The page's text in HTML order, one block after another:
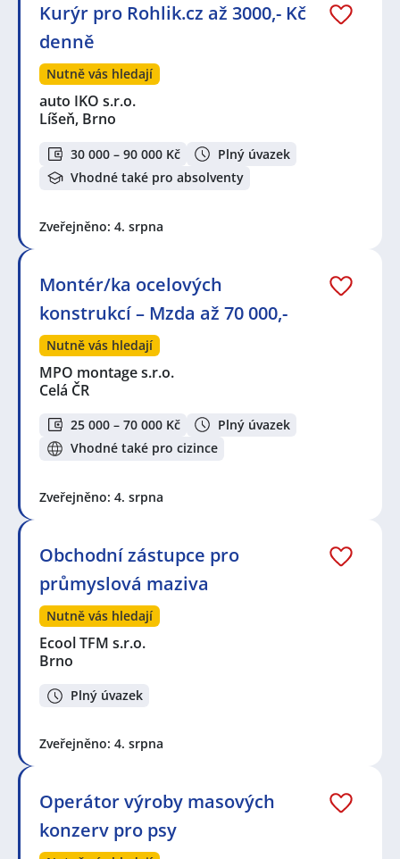
Kurýr pro Rohlik.cz až 3000,- Kč
denně
Nutně vás hledají
auto IKO s.r.o.
Líšeň, Brno
30 000 – 90 000 Kč
Plný úvazek
Vhodné také pro absolventy
Zveřejněno: 4. srpna
Montér/ka ocelových
konstrukcí – Mzda až 70 000,-
Nutně vás hledají
MPO montage s.r.o.
Celá ČR
25 000 – 70 000 Kč
Plný úvazek
Vhodné také pro cizince
Zveřejněno: 4. srpna
Obchodní zástupce pro
průmyslová maziva
Nutně vás hledají
Ecool TFM s.r.o.
Brno
Plný úvazek
Zveřejněno: 4. srpna
Operátor výroby masových
konzerv pro psy